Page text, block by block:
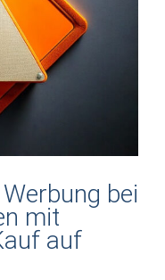
bei
mit
auf